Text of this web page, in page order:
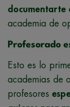
documentarte
academia de
Profesorado
Esto es lo
academias de
profesores